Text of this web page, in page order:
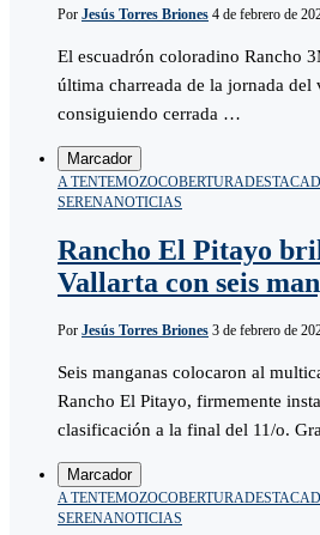
Por Jesús Torres Briones 4 de febrero de
El escuadrón coloradino Rancho
última charreada de la jornada del
consiguiendo cerrada …
Marcador
A TENTEMOZOCOBERTURA
SERENANOTICIAS
Rancho El Pitayo
Vallarta con seis
Por Jesús Torres Briones 3 de febrero de
Seis manganas colocaron al
Rancho El Pitayo, firmemente
clasificación a la final del 11/o.
Marcador
A TENTEMOZOCOBERTURA
SERENANOTICIAS